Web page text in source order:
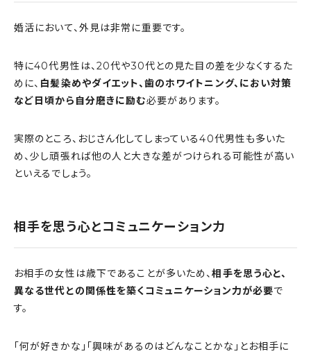
婚活において、外見は非常に重要です。
特に40代男性は、20代や30代との見た目の差を少なくするた
めに、 白髪染めやダイエット、歯のホワイトニング、におい対策
など日頃から自分磨きに励む必要があります。
実際のところ、おじさん化してしまっている40代男性も多いた
め、少し頑張れば他の人と大きな差がつけられる可能性が高い
といえるでしょう。
相手を思う心とコミュニケーション力
お相手の女性は歳下であることが多いため、相手を思う心と、
異なる世代との関係性を築くコミュニケーション力が必要で
す。
「何が好きかな」「興味があるのはどんなことかな」とお相手に